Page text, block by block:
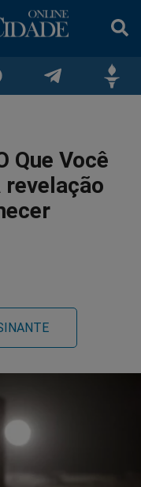
no
Telegram
no
Que Você
revelação